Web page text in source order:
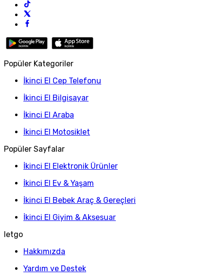
Popüler Kategoriler
İkinci El Cep Telefonu
İkinci El Bilgisayar
İkinci El Araba
İkinci El Motosiklet
Popüler Sayfalar
İkinci El Elektronik Ürünler
İkinci El Ev & Yaşam
İkinci El Bebek Araç & Gereçleri
İkinci El Giyim & Aksesuar
letgo
Hakkımızda
Yardım ve Destek